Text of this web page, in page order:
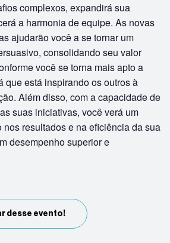
complexos, expandirá sua
a harmonia de equipe. As novas
ajudarão você a se tornar um
consolidando seu valor
você se torna mais apto a
que está inspirando os outros à
Além disso, com a capacidade de
suas iniciativas, você verá um
resultados e na eficiência da sua
desempenho superior e
desse evento!